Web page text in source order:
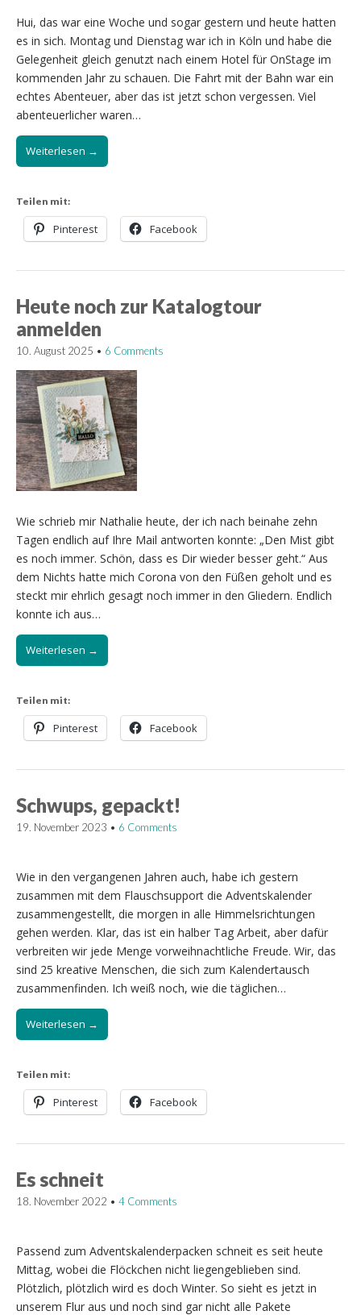
Hui, das war eine Woche und sogar gestern und heute hatten
es in sich. Montag und Dienstag war ich in Köln und habe die
Gelegenheit gleich genutzt nach einem Hotel für OnStage im
kommenden Jahr zu schauen. Die Fahrt mit der Bahn war ein
echtes Abenteuer, aber das ist jetzt schon vergessen. Viel
abenteuerlicher waren…
Weiterlesen →
Teilen mit:
Pinterest Facebook
Heute noch zur Katalogtour
anmelden
10. August 2025 • 6 Comments
Wie schrieb mir Nathalie heute, der ich nach beinahe zehn
Tagen endlich auf Ihre Mail antworten konnte: „Den Mist gibt
es noch immer. Schön, dass es Dir wieder besser geht.“ Aus
dem Nichts hatte mich Corona von den Füßen geholt und es
steckt mir ehrlich gesagt noch immer in den Gliedern. Endlich
konnte ich aus…
Weiterlesen →
Teilen mit:
Pinterest Facebook
Schwups, gepackt!
19. November 2023 • 6 Comments
Wie in den vergangenen Jahren auch, habe ich gestern
zusammen mit dem Flauschsupport die Adventskalender
zusammengestellt, die morgen in alle Himmelsrichtungen
gehen werden. Klar, das ist ein halber Tag Arbeit, aber dafür
verbreiten wir jede Menge vorweihnachtliche Freude. Wir, das
sind 25 kreative Menschen, die sich zum Kalendertausch
zusammenfinden. Ich weiß noch, wie die täglichen…
Weiterlesen →
Teilen mit:
Pinterest Facebook
Es schneit
18. November 2022 • 4 Comments
Passend zum Adventskalenderpacken schneit es seit heute
Mittag, wobei die Flöckchen nicht liegengeblieben sind.
Plötzlich, plötzlich wird es doch Winter. So sieht es jetzt in
unserem Flur aus und noch sind gar nicht alle Pakete